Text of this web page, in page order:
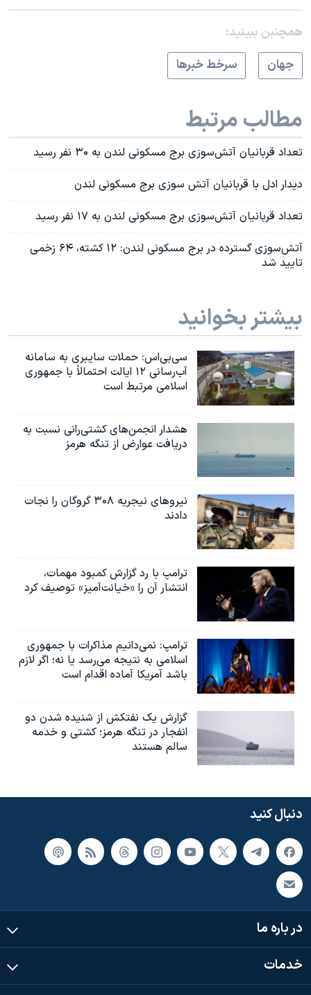
همچنبن ببینید:
جهان
سرخط خبرها
مطالب مرتبط
تعداد قربانیان آتش‌سوزی برج مسکونی لندن به ۳۰ نفر رسید
دیدار ادل با قربانیان آتش سوزی برج مسکونی لندن
تعداد قربانیان آتش‌سوزی برج مسکونی لندن به ۱۷ نفر رسید
آتش‌سوزی گسترده در برج مسکونی لندن: ۱۲ كشته، ۶۴ زخمى
تاييد شد
بیشتر بخوانید
سی‌بی‌اس: حملات سایبری به سامانه
آب‌رسانی ۱۲ ایالت احتمالاً با جمهوری
اسلامی مرتبط است
هشدار انجمن‌های کشتی‌رانی نسبت به
دریافت عوارض از تنگه هرمز
نیروهای نیجریه‌ ۳۰۸ گروگان را نجات
دادند
ترامپ با رد گزارش کمبود مهمات،
انتشار آن را «خیانت‌آمیز» توصیف کرد
ترامپ: نمی‌دانیم مذاکرات با جمهوری
اسلامی به نتیجه می‌رسد یا نه؛ اگر لازم
باشد آمریکا آماده اقدام است
گزارش یک نفتکش از شنیده شدن دو
انفجار در تنگه هرمز؛ کشتی و خدمه
سالم هستند
دنبال کنید
در باره ما
خدمات